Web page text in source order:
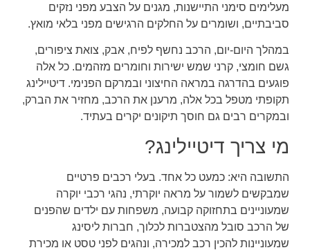
מעלימים סימני התיישנות, מגנים על הצבע מפני נזקים
סביבתיים, ושומרים על החלקים הרגישים מפני בלאי מואץ.
במהלך היום-יום, הרכב נחשף לפיח, אבק, צואת ציפורים,
גשם חומצי, קרני שמש ישירות וחומרים מזהמים. כל אלה
פוגעים בהדרגה במראה החיצוני ובמרקם הפנימי. דיטיילינג
תקופתי מטפל בכל אלה, מרענן את הרכב, מחזיר את הברק,
ובמקרים רבים גם חוסך תיקונים יקרים בעתיד.
מי צריך דיטיילינג?
התשובה היא: כמעט כל אחד. בעלי רכבים פרטיים
שמבקשים לשמור על מראה יוקרתי, נהגי רכבי יוקרה
שמעוניינים בתחזוקה קבועה, משפחות עם ילדים שהפנים
של הרכב סובל מהצטברות לכלוך, חברות ליסינג
שמעוניינות להכין רכב למכירה, ונהגים לפני טסט או מכירת